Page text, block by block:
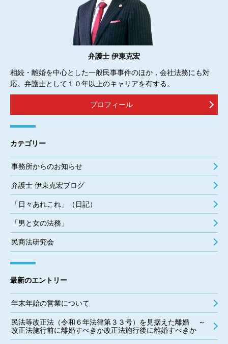
弁護士 伊東克宏
相続・離婚を中心とした一般民事事件のほか，会社法務にも対
応。弁護士として１０年以上のキャリアを有する。
プロフィール
カテゴリー
事務所からのお知らせ
弁護士 伊東克宏ブログ
「日々あれこれ」（日記）
「男と女の法務」
民商法研究会
最新のエントリー
年末年始の営業について
民法等改正法（令和６年法律第３３号）を見据えた離婚 ～
改正法施行前に離婚すべきか改正法施行後に離婚すべきか